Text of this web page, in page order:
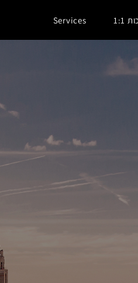
Services 1:1